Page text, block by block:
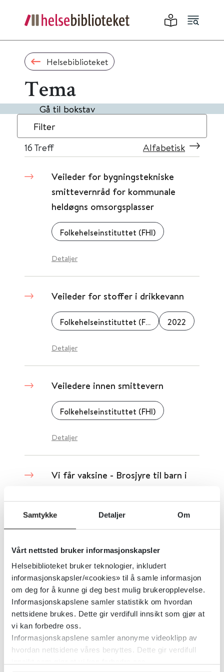
Samtykke Detaljer Om
Vårt nettsted bruker informasjonskapsler
Helsebiblioteket bruker teknologier, inkludert
informasjonskapsler/«cookies» til å samle informasjon
om deg for å kunne gi deg best mulig brukeropplevelse.
Informasjonskapslene samler statistikk om hvordan
nettsidene brukes. Dette gir verdifull innsikt som gjør at
vi kan forbedre oss.
Informasjonskapslene samler anonyme videoklipp av
hvordan nettsidene våres benyttes. Dette gir verdifull
Helsebiblioteket
Tema
Gå til bokstav
Filter
16 Treff Alfabetisk
Veileder for bygningstekniske
smittevernråd for kommunale
heldøgns omsorgsplasser
Folkehelseinstituttet (FHI)
Detaljer
Veileder for stoffer i drikkevann
Folkehelseinstituttet (FHI) 2022
Detaljer
Veiledere innen smittevern
Folkehelseinstituttet (FHI)
Detaljer
Vi får vaksine - Brosjyre til barn i
Folkehelseinstituttet (FHI)
Voksenvaksinasjonsprogrammet -
håndbok for helsepersonell
Folkehelseinstituttet (FHI)
Detaljer